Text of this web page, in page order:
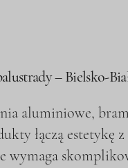
– Bielsko-
aluminiowe,
łączą
wymaga